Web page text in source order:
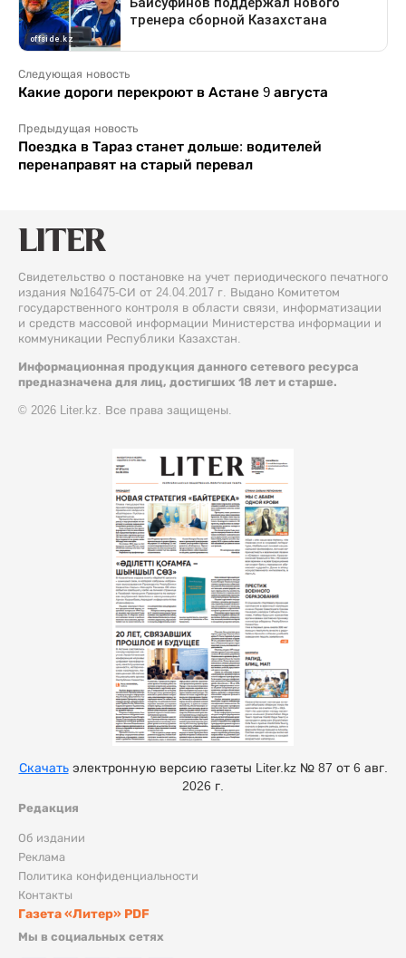
Следующая новость
Какие дороги перекроют в Астане 9 августа
Предыдущая новость
Поездка в Тараз станет дольше: водителей
перенаправят на старый перевал
Свидетельство о постановке на учет периодического печатного
издания №16475-СИ от 24.04.2017 г. Выдано Комитетом
государственного контроля в области связи, информатизации
и средств массовой информации Министерства информации и
коммуникации Республики Казахстан.
Информационная продукция данного сетевого ресурса
предназначена для лиц, достигших 18 лет и старше.
© 2026 Liter.kz. Все права защищены.
Редакция
Об издании
Реклама
Политика конфиденциальности
Контакты
Газета «Литер» PDF
Мы в социальных сетях
Скачатьэлектронную версию газеты Liter.kz № 87 от 6 авг.
2026 г.